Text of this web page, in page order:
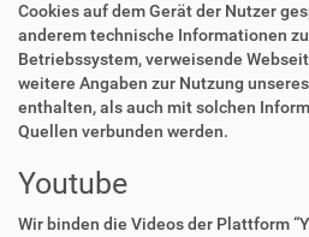
Cookies auf dem Gerät der Nutzer
anderem technische Informationen
Betriebssystem, verweisende
weitere Angaben zur Nutzung
enthalten, als auch mit solchen
Quellen verbunden werden.
Youtube
Wir binden die Videos der Plattform